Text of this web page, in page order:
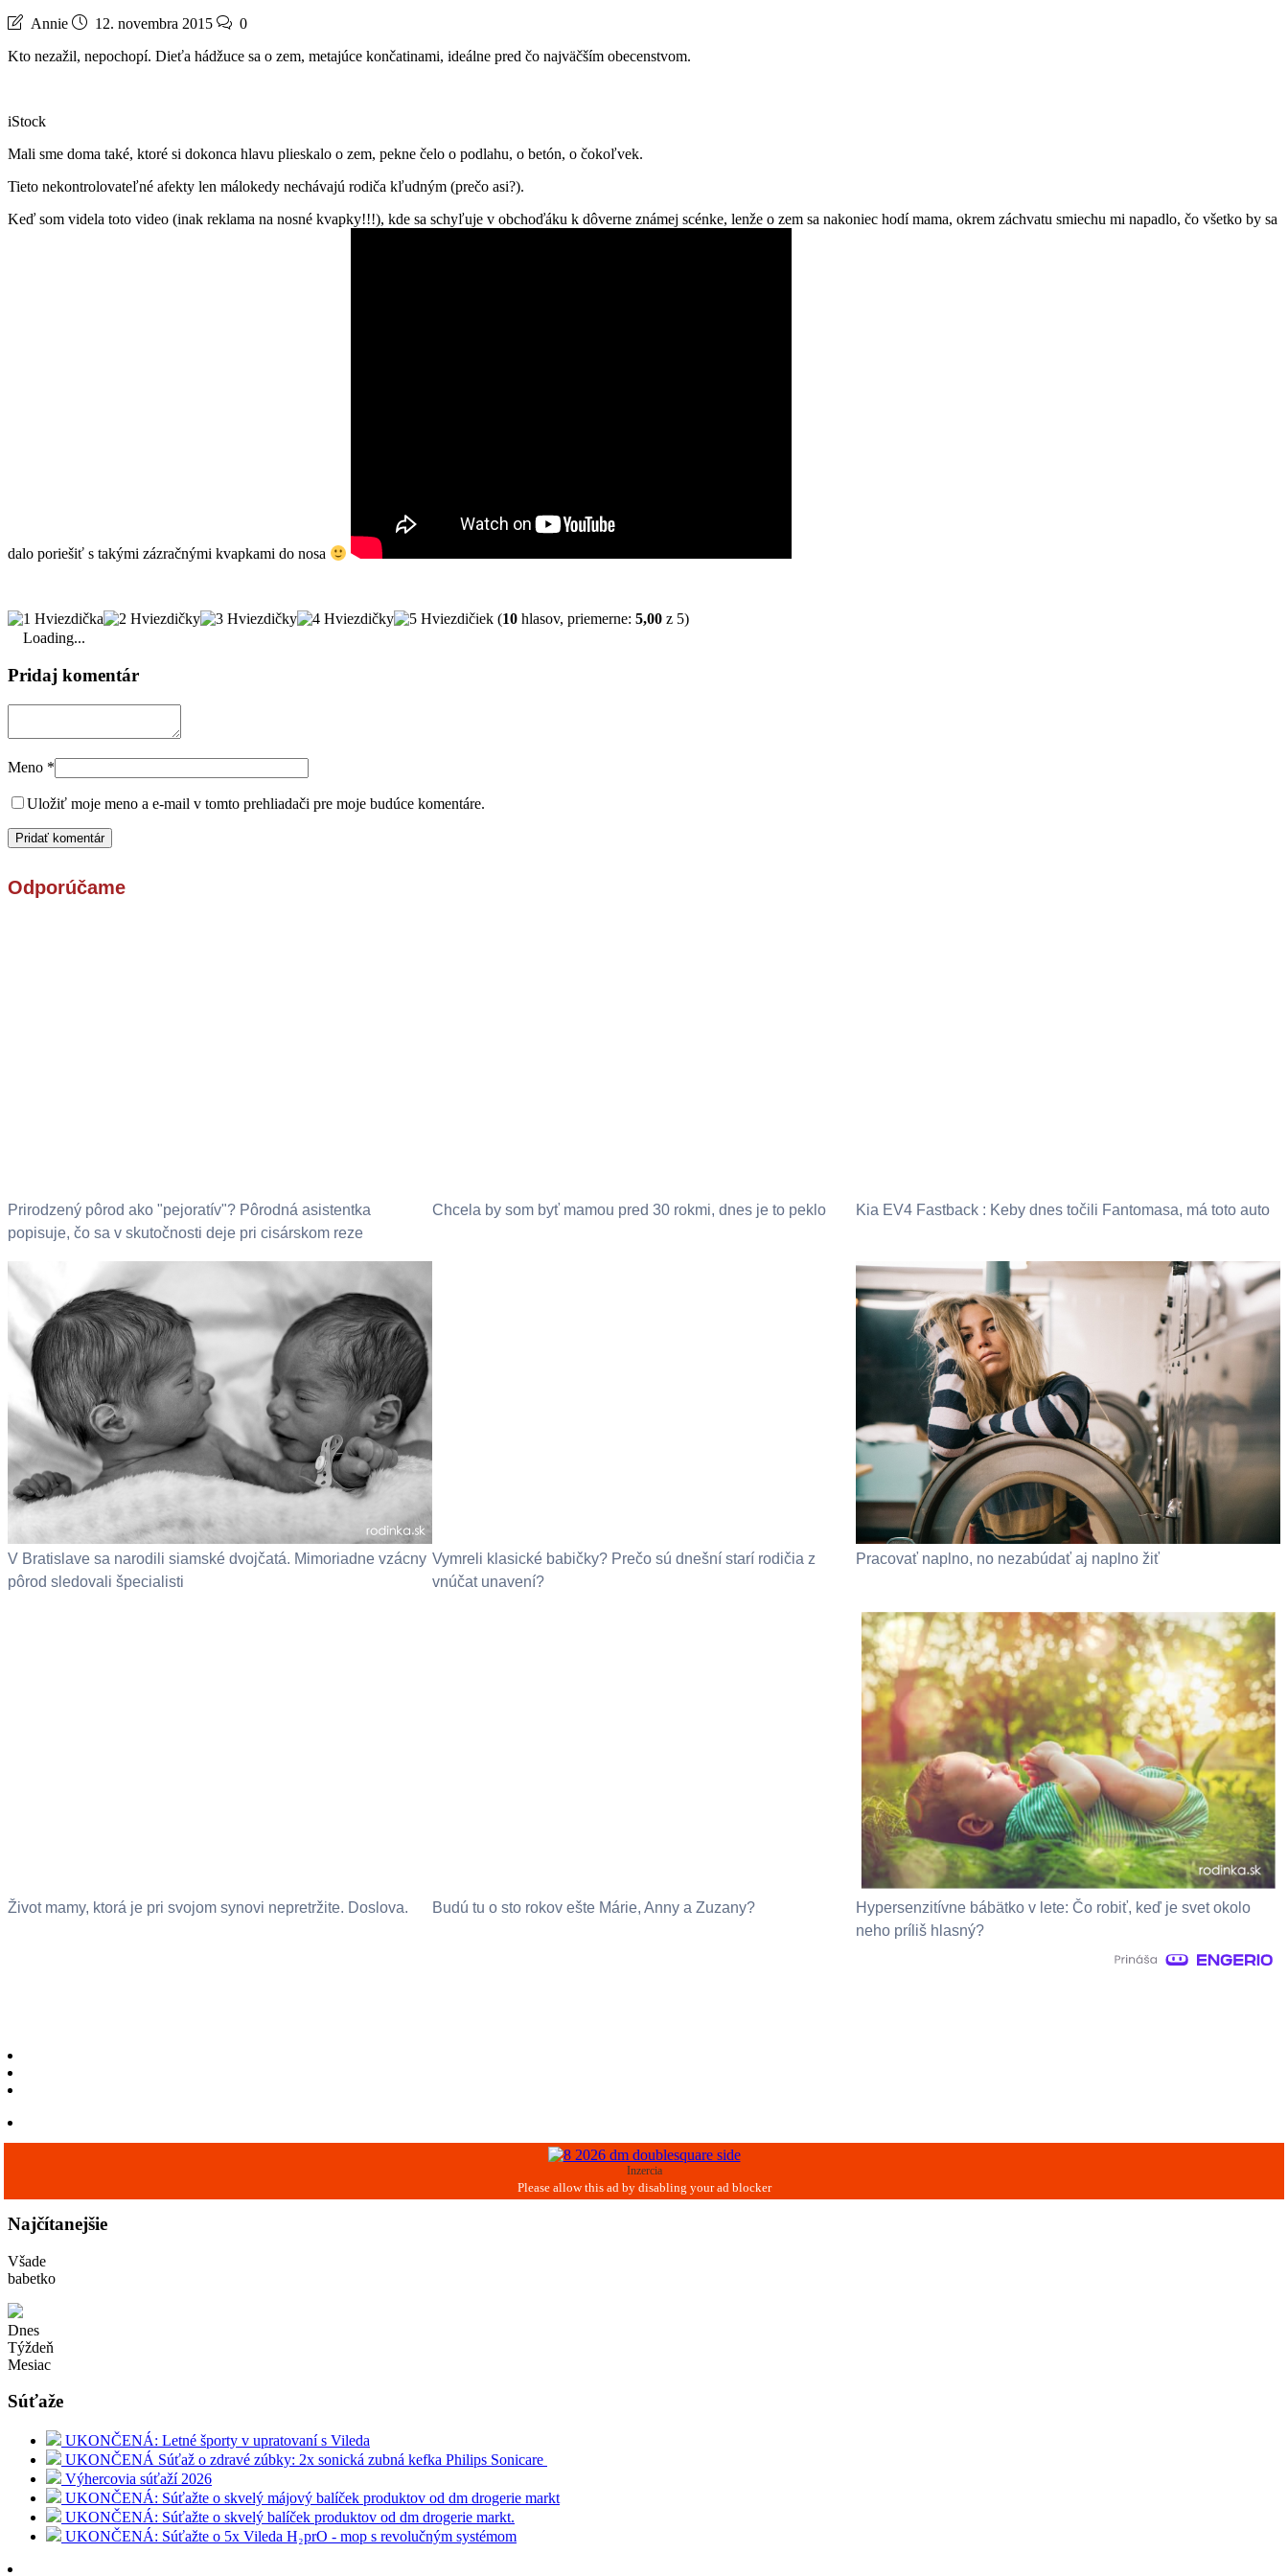
Annie 12. novembra 2015
0
Kto nezažil, nepochopí. Dieťa hádžuce sa o zem, metajúce končatinami, ideálne pred čo najväčším obecenstvom.
iStock
Mali sme doma také, ktoré si dokonca hlavu plieskalo o zem, pekne čelo o podlahu, o betón, o čokoľvek.
Tieto nekontrolovateľné afekty len málokedy nechávajú rodiča kľudným (prečo asi?).
Keď som videla toto video (inak reklama na nosné kvapky!!!), kde sa schyľuje v obchoďáku k dôverne známej scénke, lenže o zem sa nakoniec hodí mama, okrem záchvatu smiechu mi napadlo, čo všetko by sa
dalo poriešiť s takými zázračnými kvapkami do nosa
(10 hlasov, priemerne: 5,00 z 5)
Loading...
Pridaj komentár
Meno *
Uložiť moje meno a e-mail v tomto prehliadači pre moje budúce komentáre.
Odporúčame
Prirodzený pôrod ako "pejoratív"? Pôrodná asistentka
popisuje, čo sa v skutočnosti deje pri cisárskom reze
Chcela by som byť mamou pred 30 rokmi, dnes je to peklo Kia EV4 Fastback : Keby dnes točili Fantomasa, má toto auto
V Bratislave sa narodili siamské dvojčatá. Mimoriadne vzácny
pôrod sledovali špecialisti
Vymreli klasické babičky? Prečo sú dnešní starí rodičia z
vnúčat unavení?
Pracovať naplno, no nezabúdať aj naplno žiť
Život mamy, ktorá je pri svojom synovi nepretržite. Doslova. Budú tu o sto rokov ešte Márie, Anny a Zuzany?
Hypersenzitívne bábätko v lete: Čo robiť, keď je svet okolo
neho príliš hlasný?
Inzercia
Najčítanejšie
Všade
babetko
Dnes
Týždeň
Mesiac
Súťaže
UKONČENÁ: Letné športy v upratovaní s Vileda
UKONČENÁ Súťaž o zdravé zúbky: 2x sonická zubná kefka Philips Sonicare
Výhercovia súťaží 2026
UKONČENÁ: Súťažte o skvelý májový balíček produktov od dm drogerie markt
UKONČENÁ: Súťažte o skvelý balíček produktov od dm drogerie markt.
UKONČENÁ: Súťažte o 5x Vileda H₂prO - mop s revolučným systémom